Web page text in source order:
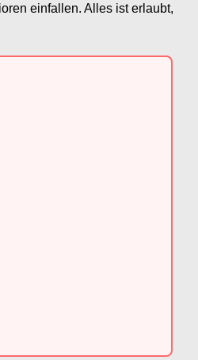
einfallen. Alles ist erlaubt,